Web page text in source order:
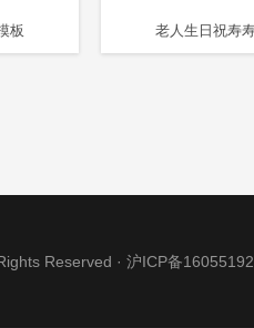
板 老人生日祝寿
Reserved · 沪ICP备